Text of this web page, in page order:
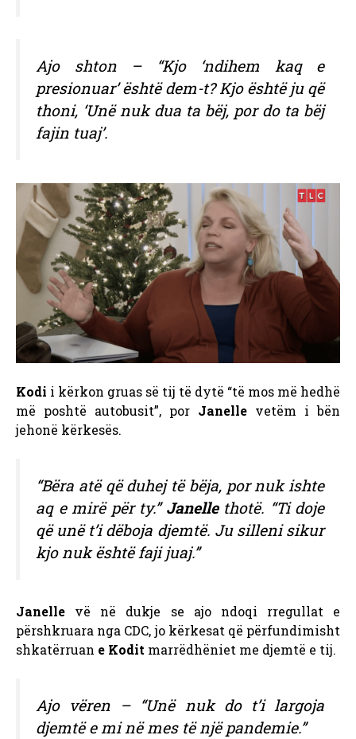
Ajo shton – “Kjo ‘ndihem kaq e
presionuar’ është dem-t? Kjo është ju që
thoni, ‘Unë nuk dua ta bëj, por do ta bëj
fajin tuaj’.
Kodi i kërkon gruas së tij të dytë “të mos më hedhë
më poshtë autobusit”, por Janelle vetëm i bën
jehonë kërkesës.
“Bëra atë që duhej të bëja, por nuk ishte
aq e mirë për ty.” Janellethotë. “Ti doje
që unë t’i dëboja djemtë. Ju silleni sikur
kjo nuk është faji juaj.”
Janelle vë në dukje se ajo ndoqi rregullat e
përshkruara nga CDC, jo kërkesat që përfundimisht
shkatërruan e Kodit marrëdhëniet me djemtë e tij.
Ajo vëren – “Unë nuk do t’i largoja
djemtë e mi në mes të një pandemie.”